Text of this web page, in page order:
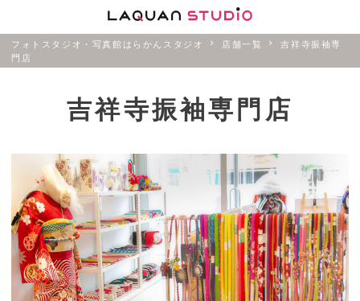
フォトスタジオ・写真館はらかんスタジオ 店舗一覧
吉祥寺振袖専
門店
吉祥寺振袖専門店